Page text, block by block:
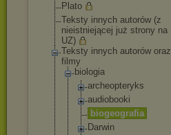
Plato
Teksty innych autorów (z
nieistniejącej już strony na
UZ)
Teksty innych autorów oraz
filmy
biologia
archeopteryks
audiobooki
biogeografia
Darwin